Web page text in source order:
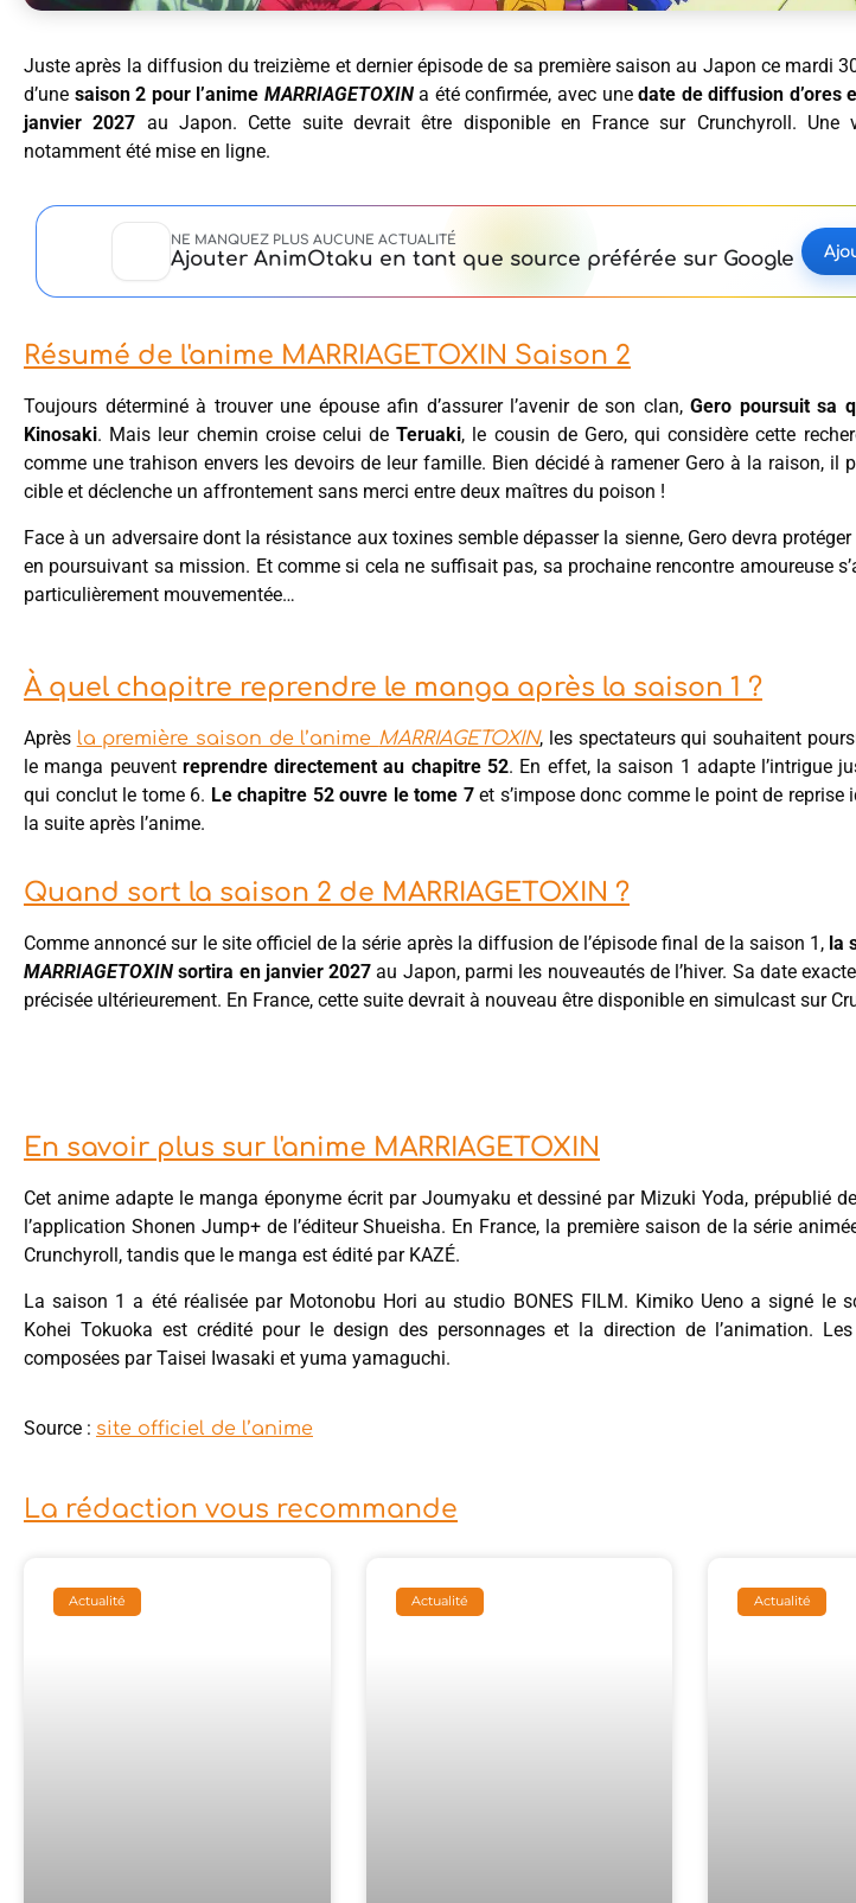
Juste après la diffusion du treizième et dernier épisode de sa première saison au Japon ce mardi
d’une saison 2 pour l’anime MARRIAGETOXINa été confirmée, avec unedate de diffusion d’ores
janvier 2027 au Japon. Cette suite devrait être disponible en France sur Crunchyroll. Une
notamment été mise en ligne.
NE MANQUEZ PLUS AUCUNE ACTUALITÉ
Ajouter AnimOtaku en tant que source préférée sur Google
Résumé de l'anime MARRIAGETOXIN Saison 2
Toujours déterminé à trouver une épouse afin d’assurer l’avenir de son clan, Gero poursuit sa
Kinosaki. Mais leur chemin croise celui deTeruaki, le cousin de Gero, qui considère cette
comme une trahison envers les devoirs de leur famille. Bien décidé à ramener Gero à la raison, il
cible et déclenche un affrontement sans merci entre deux maîtres du poison !
Face à un adversaire dont la résistance aux toxines semble dépasser la sienne, Gero devra
en poursuivant sa mission. Et comme si cela ne suffisait pas, sa prochaine rencontre amoureuse
particulièrement mouvementée…
À quel chapitre reprendre le manga après la saison 1 ?
Après la première saison de l’anime MARRIAGETOXIN, les spectateurs qui souhaitent
le manga peuvent reprendre directement au chapitre 52. En effet, la saison 1 adapte l’intrigue
qui conclut le tome 6. Le chapitre 52 ouvre le tome 7et s’impose donc comme le point de reprise
la suite après l’anime.
Quand sort la saison 2 de MARRIAGETOXIN ?
Comme annoncé sur le site officiel de la série après la diffusion de l’épisode final de la saison 1, la
MARRIAGETOXIN sortira en janvier 2027 au Japon, parmi les nouveautés de l’hiver. Sa date
précisée ultérieurement. En France, cette suite devrait à nouveau être disponible en simulcast sur
En savoir plus sur l'anime MARRIAGETOXIN
Cet anime adapte le manga éponyme écrit par Joumyaku et dessiné par Mizuki Yoda, prépublié
l’application Shonen Jump+ de l’éditeur Shueisha. En France, la première saison de la série
Crunchyroll, tandis que le manga est édité par KAZÉ.
La saison 1 a été réalisée par Motonobu Hori au studio BONES FILM. Kimiko Ueno a signé le
Kohei Tokuoka est crédité pour le design des personnages et la direction de l’animation.
composées par Taisei Iwasaki et yuma yamaguchi.
Source : site officiel de l’anime
La rédaction vous recommande
Actualité Actualité Actualité